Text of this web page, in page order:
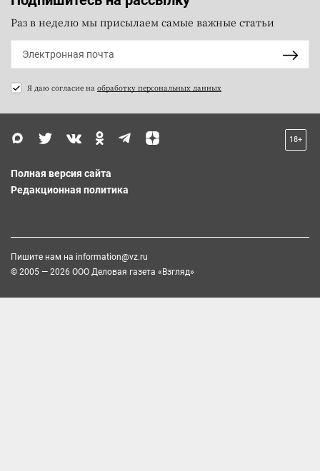
Раз в неделю мы присылаем самые важные статьи
Я даю согласие на обработку персональных данных
18+
Полная версия сайта
Редакционная политика
Пишите нам на information@vz.ru
© 2005 — 2026 ООО Деловая газета «Взгляд»